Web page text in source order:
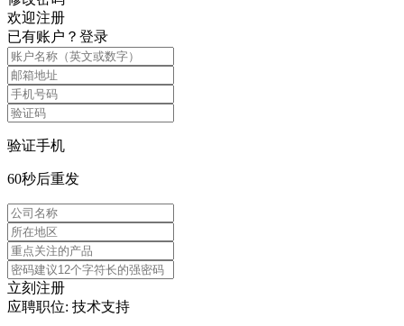
欢迎注册
已有账户？ 登录
验证手机
60秒后重发
立刻注册
应聘职位: 技术支持